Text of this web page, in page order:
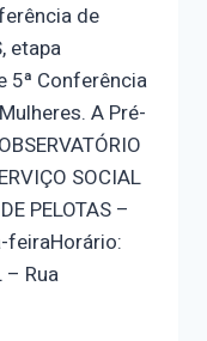
de
etapa
5ª Conferência
A Pré-
SOCIAL
PELOTAS –
feiraHorário:
– Rua